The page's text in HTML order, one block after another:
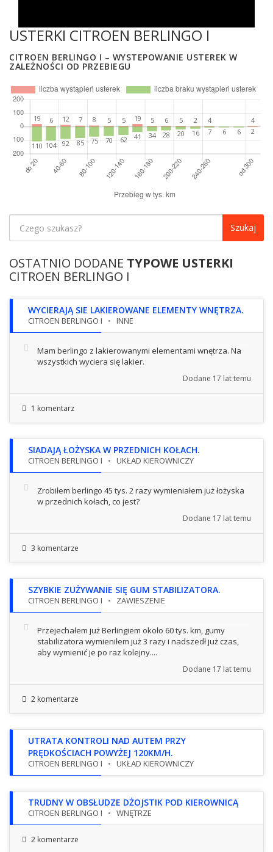
USTERKI CITROEN BERLINGO I
CITROEN BERLINGO I – WYSTEPOWANIE USTEREK W
ZALEŻNOŚCI OD PRZEBIEGU
Szukaj
OSTATNIO DODANE TYPOWE USTERKI
CITROEN BERLINGO I
WYCIERAJĄ SIE LAKIEROWANE ELEMENTY WNĘTRZA.
CITROEN BERLINGO I INNE
Mam berlingo z lakierowanymi elementami wnętrza. Na
wszystkich wyciera się lakier.
Dodane 17 lat temu
1 komentarz
SIADAJĄ ŁOŻYSKA W PRZEDNICH KOŁACH.
CITROEN BERLINGO I UKŁAD KIEROWNICZY
Zrobiłem berlingo 45 tys. 2 razy wymieniałem już łożyska
w przednich kołach, co jest?
Dodane 17 lat temu
3 komentarze
SZYBKIE ZUŻYWANIE SIĘ GUM STABILIZATORA.
CITROEN BERLINGO I ZAWIESZENIE
Przejechałem już Berlingiem około 60 tys. km, gumy
stabilizatora wymieniłem już 3 razy i nadszedł już czas,
aby wymienić je po raz kolejny....
Dodane 17 lat temu
2 komentarze
UTRATA KONTROLI NAD AUTEM PRZY
PRĘDKOŚCIACH POWYŻEJ 120KM/H.
CITROEN BERLINGO I UKŁAD KIEROWNICZY
TRUDNY W OBSŁUDZE DŻOJSTIK POD KIEROWNICĄ
CITROEN BERLINGO I WNĘTRZE
2 komentarze